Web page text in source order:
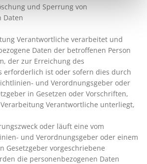
und Sperrung von
Daten
Verantwortliche verarbeitet und
Daten der betroffenen Person
der zur Erreichung des
erforderlich ist oder sofern dies durch
und Verordnungsgeber oder
in Gesetzen oder Vorschriften,
Verantwortliche unterliegt,
oder läuft eine vom
und Verordnungsgeber oder einem
Gesetzgeber vorgeschriebene
die personenbezogenen Daten